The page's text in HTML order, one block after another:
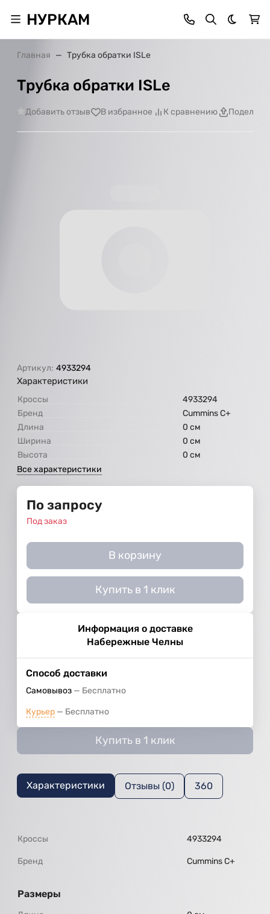
НУРКАМ Темная
Главная Трубка обратки ISLe
Трубка обратки ISLe
Добавить отзыв В избранное К сравнению
Артикул: 4933294
Характеристики
Кроссы
4933294
Бренд
Cummins C+
Длина
0 см
Ширина
0 см
Высота
0 см
Все характеристики
По запросу
Под заказ
В корзину
Купить в 1 клик
Информация о доставке
Набережные Челны
Способ доставки
Самовывоз Бесплатно
Курьер Бесплатно
Купить в 1 клик
Характеристики Отзывы (0) 360
Кроссы 4933294
Бренд Cummins C+
Размеры